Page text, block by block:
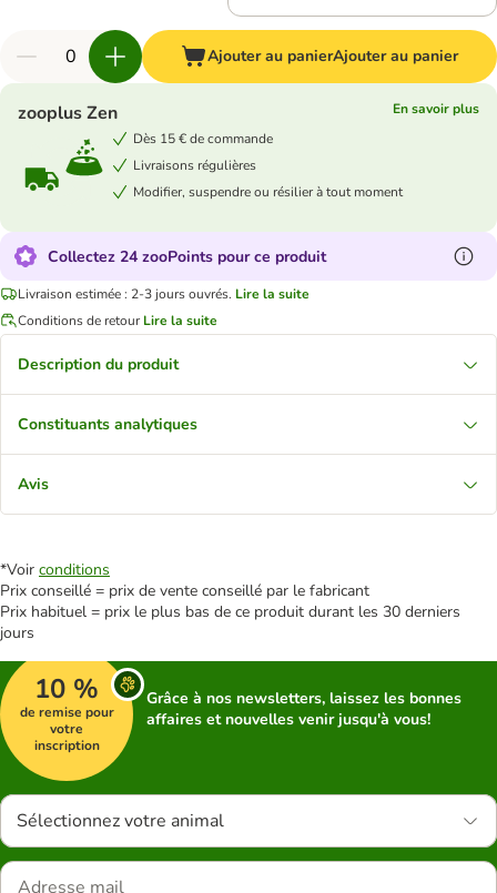
Ajouter au panierAjouter au panier
zooplus Zen
En savoir plus
Dès 15 € de commande
Livraisons régulières
Modifier, suspendre ou résilier à tout moment
Collectez 24 zooPoints pour ce produit
Livraison estimée : 2-3 jours ouvrés. Lire la suite
Conditions de retour Lire la suite
Description du produit
Constituants analytiques
Avis
*Voir conditions
Prix conseillé = prix de vente conseillé par le fabricant
Prix habituel = prix le plus bas de ce produit durant les 30 derniers
jours
10 %
de remise pour
votre
inscription
Grâce à nos newsletters, laissez les bonnes
affaires et nouvelles venir jusqu'à vous!
Sélectionnez votre animal